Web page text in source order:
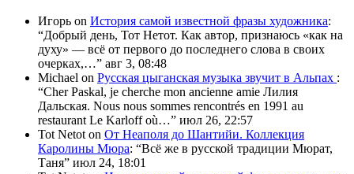
Игорь on История самой известной фразы художника:
“Добрый день, Тот Нетот. Как автор, признаюсь «как на
духу» — всё от первого до последнего слова в своих
очерках,…” авг 3, 08:48
Michael on Русская цыганская музыка звучит в Альпах :
“Cher Paskal, je cherche mon ancienne amie Лилия
Дальская. Nous nous sommes rencontrés en 1991 au
restaurant Le Karloff où…” июл 26, 22:57
Tot Netot on От Неаполя до Шантийи. Коллекция
Каролины Мюра: “Всё же в русской традиции Мюрат,
Таня” июл 24, 18:01